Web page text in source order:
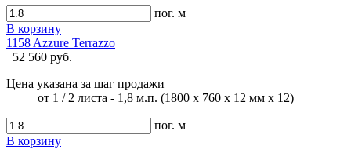
пог. м
В корзину
1158 Azzure Terrazzo
52 560 руб.
Цена указана за шаг продажи
от 1 / 2 листа - 1,8 м.п. (1800 х 760 х 12 мм х 12)
пог. м
В корзину